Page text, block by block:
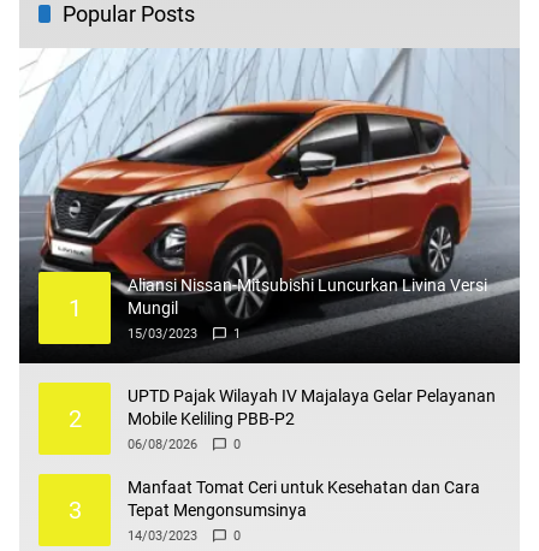
Popular Posts
1
Aliansi Nissan-Mitsubishi Luncurkan Livina Versi
Mungil
15/03/2023 1
2
UPTD Pajak Wilayah IV Majalaya Gelar Pelayanan
Mobile Keliling PBB-P2
06/08/2026 0
3
Manfaat Tomat Ceri untuk Kesehatan dan Cara
Tepat Mengonsumsinya
14/03/2023 0